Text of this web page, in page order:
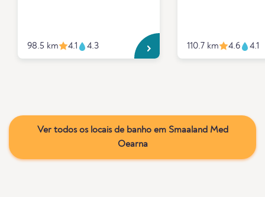
98.5 km 4.1 4.3 110.7 km 4.6 4.1
Ver todos os locais de banho em Smaaland Med
Oearna